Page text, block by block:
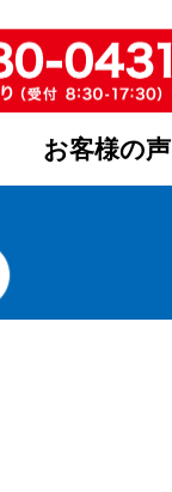
お客様の声